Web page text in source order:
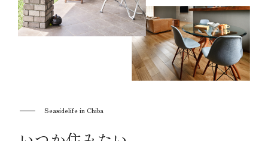
Seasidelife in Chiba